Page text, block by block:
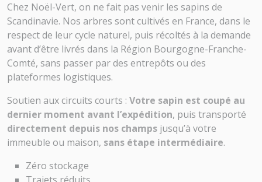
Chez Noël-Vert, on ne fait pas venir les sapins de
Scandinavie. Nos arbres sont cultivés en France, dans le
respect de leur cycle naturel, puis récoltés à la demande
avant d’être livrés dans la Région Bourgogne-Franche-
Comté, sans passer par des entrepôts ou des
plateformes logistiques.
Soutien aux circuits courts : Votre sapin est coupé au
dernier moment avant l’expédition, puis transporté
directement depuis nos champs jusqu’à votre
immeuble ou maison, sans étape intermédiaire.
Zéro stockage